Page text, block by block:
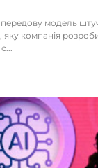
модель
яку компанія